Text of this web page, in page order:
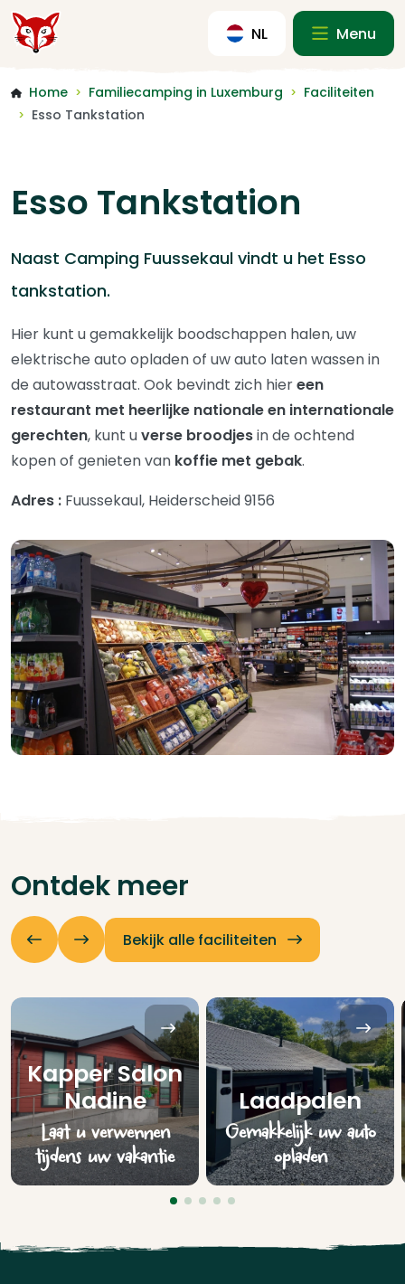
NL Menu
Home > Familiecamping in Luxemburg > Faciliteiten
> Esso Tankstation
Esso Tankstation
Naast Camping Fuussekaul vindt u het Esso
tankstation.
Hier kunt u gemakkelijk boodschappen halen, uw
elektrische auto opladen of uw auto laten wassen in
de autowasstraat. Ook bevindt zich hiereen
restaurant met heerlijke nationale en internationale
gerechten, kunt uverse broodjesin de ochtend
kopen of genieten van koffie met gebak.
Adres : Fuussekaul, Heiderscheid 9156
Ontdek meer
Bekijk alle faciliteiten
Kapper Salon
Nadine
Laat u verwennen
tijdens uw vakantie
Laadpalen
Gemakkelijk uw auto
opladen